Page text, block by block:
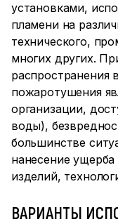
установками,
пламени на
технического,
многих других.
распространения
пожаротушения
организации,
воды),
большинстве
нанесение
изделий,
ВАРИАНТЫ